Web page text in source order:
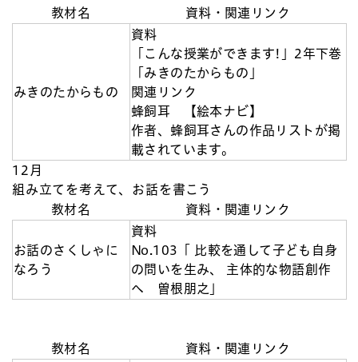
教材名
資料・関連リンク
みきのたからもの
資料
「こんな授業ができます!」2年下巻
「みきのたからもの」
関連リンク
蜂飼耳 【絵本ナビ】
作者、蜂飼耳さんの作品リストが掲
載されています。
12月
組み立てを考えて、お話を書こう
教材名
資料・関連リンク
お話のさくしゃに
なろう
資料
No.103「 比較を通して子ども自身
の問いを生み、 主体的な物語創作
へ 曽根朋之」
教材名 資料・関連リンク